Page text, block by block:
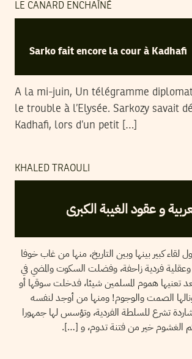
LE CANARD ENCHAÎNÉ
Sarko fait encore la cour à Kadhafi
A la mi-juin, Un télégramme
le trouble à l’Elysée. Sarkozy savait
Kadhafi, lors d’un petit […]
KHALED TRAOULI
و عقود الغيبة الكبرى
لقاء كبير بينها وبين التاريخ، منها من غاب خوفا
فردية زاحفة، وفضلت السكوت والمضي في
تعنيها هموم المسلمين شيئا، فدخلت سوقها أو
الصمت والوجوم! ومنها من أوجد لنفسه
تشرع للسلطة الفردية، وتؤسس لها جمهورا
الغشوم خير من فتنة تدوم، و […].